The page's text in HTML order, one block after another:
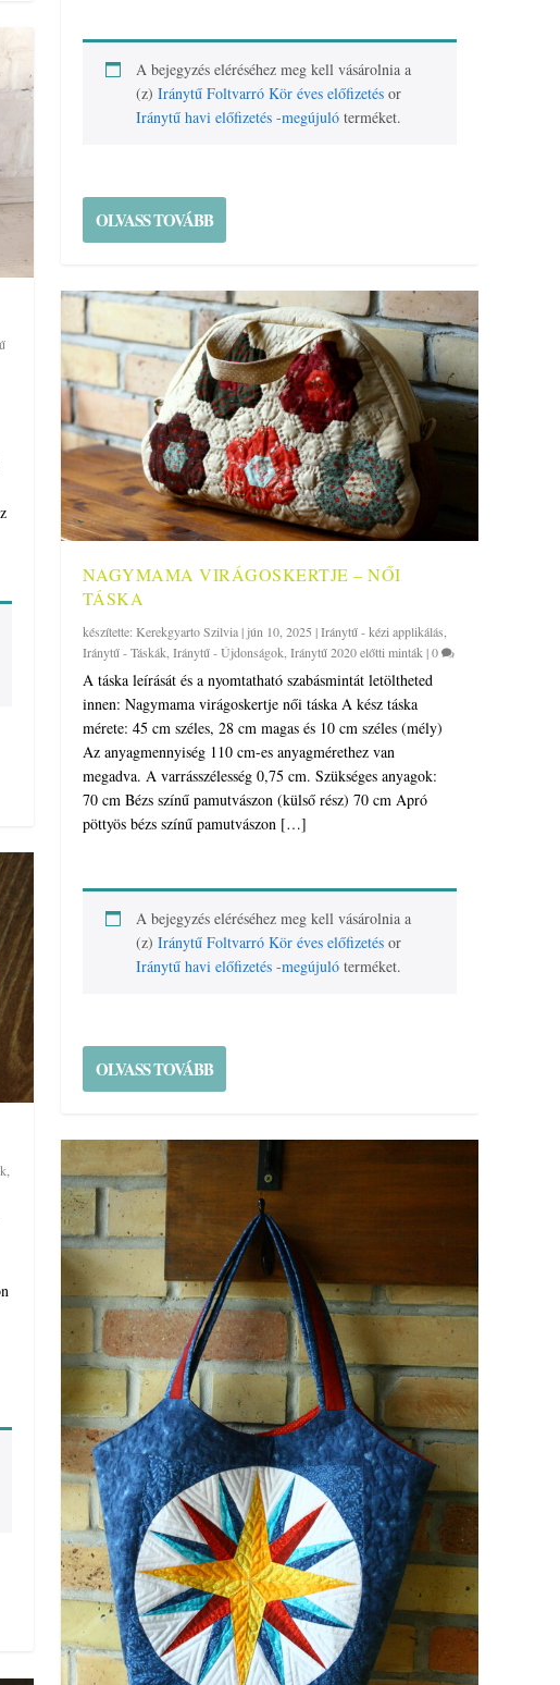
A bejegyzés eléréséhez meg kell vásárolnia a
(z) Iránytű Foltvarró Kör éves előfizetésor
Iránytű havi előfizetés -megújulóterméket.
OLVASS TOVÁBB
NAGYMAMA VIRÁGOSKERTJE – NŐI
TÁSKA
készítette: Kerekgyarto Szilvia| jún 10, 2025 |Iránytű - kézi applikálás,
Iránytű - Táskák,Iránytű - Újdonságok,Iránytű 2020 előtti minták|0
A táska leírását és a nyomtatható szabásmintát letöltheted
innen: Nagymama virágoskertje női táska A kész táska
mérete: 45 cm széles, 28 cm magas és 10 cm széles (mély)
Az anyagmennyiség 110 cm-es anyagmérethez van
megadva. A varrásszélesség 0,75 cm. Szükséges anyagok:
70 cm Bézs színű pamutvászon (külső rész) 70 cm Apró
pöttyös bézs színű pamutvászon […]
A bejegyzés eléréséhez meg kell vásárolnia a
(z) Iránytű Foltvarró Kör éves előfizetésor
Iránytű havi előfizetés -megújulóterméket.
OLVASS TOVÁBB